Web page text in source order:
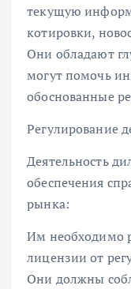
текущую
котировки,
Они обладают
могут помочь
обоснованные
Регулирование
Деятельность
обеспечения
рынка:
Им необходимо
лицензии от
Они должны